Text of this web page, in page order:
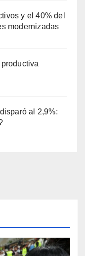
y el 40% del
modernizadas
al 2,9%: